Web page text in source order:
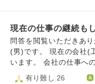
り、住宅ローン破綻で
には餓死か自殺かもし
や未来を見たら、会社
ろに再就職できたらと
厳しい状況です。近日
ないままスタートでし
く、わからなかったら
で、今まで1人で頑張っ
上、『できない』や『
もすごく嫌だし、だか
現在の仕事の継続も
問答を閲覧いただきあ
(男)です。 現在の会社(
います。 会社の仕事へ
り、幅広いマルチタス
有り難し 26